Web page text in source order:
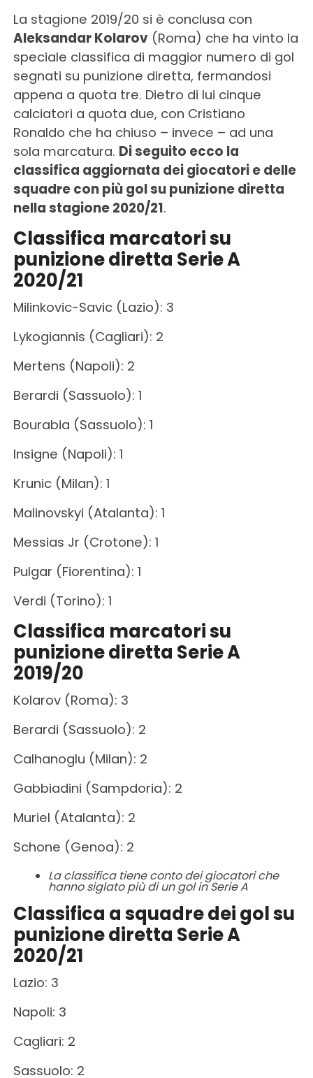
La stagione 2019/20 si è conclusa con
Aleksandar Kolarov(Roma) che ha vinto la
speciale classifica di maggior numero di gol
segnati su punizione diretta, fermandosi
appena a quota tre. Dietro di lui cinque
calciatori a quota due, con Cristiano
Ronaldo che ha chiuso – invece – ad una
sola marcatura. Di seguito ecco la
classifica aggiornata dei giocatori e delle
squadre con più gol su punizione diretta
nella stagione 2020/21.
Classifica marcatori su
punizione diretta Serie A
2020/21
Milinkovic-Savic (Lazio): 3
Lykogiannis (Cagliari): 2
Mertens (Napoli): 2
Berardi (Sassuolo): 1
Bourabia (Sassuolo): 1
Insigne (Napoli): 1
Krunic (Milan): 1
Malinovskyi (Atalanta): 1
Messias Jr (Crotone): 1
Pulgar (Fiorentina): 1
Verdi (Torino): 1
Classifica marcatori su
punizione diretta Serie A
2019/20
Kolarov (Roma): 3
Berardi (Sassuolo): 2
Calhanoglu (Milan): 2
Gabbiadini (Sampdoria): 2
Muriel (Atalanta): 2
Schone (Genoa): 2
La classifica tiene conto dei giocatori che
hanno siglato più di un gol in Serie A
Classifica a squadre dei gol su
punizione diretta Serie A
2020/21
Lazio: 3
Napoli: 3
Cagliari: 2
Sassuolo: 2